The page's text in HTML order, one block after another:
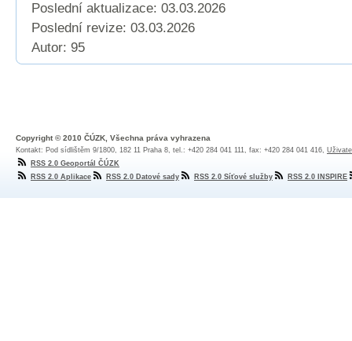
Poslední aktualizace: 03.03.2026
Poslední revize: 03.03.2026
Autor: 95
Copyright © 2010 ČÚZK, Všechna práva vyhrazena
Kontakt: Pod sídlištěm 9/1800, 182 11 Praha 8, tel.: +420 284 041 111, fax: +420 284 041 416,
RSS 2.0 Geoportál ČÚZK
RSS 2.0 Aplikace
RSS 2.0 Datové sady RSS 2.0 Síťové služby RSS 2.0 INSPIRE